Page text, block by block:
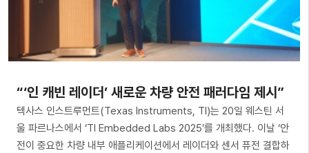
“‘인 캐빈 레이더’ 새로운 차량 안전 패러다임 제시”
텍사스 인스트루먼트(Texas Instruments, TI)는 20일 웨스틴 서
울 파르나스에서 ‘TI Embedded Labs 2025’를 개최했다. 이날 ‘안
전이 중요한 차량 내부 애플리케이션에서 레이더와 센서 퓨전 결합하